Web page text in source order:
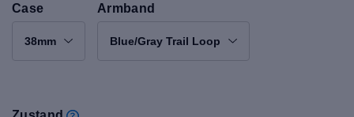
Case
38mm
Armband
Blue/Gray Trail Loop